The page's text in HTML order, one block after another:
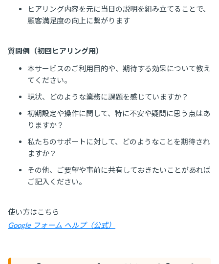
ヒアリング内容を元に当日の説明を組み立てることで、
顧客満足度の向上に繋がります
質問例（初回ヒアリング用）
本サービスのご利用目的や、期待する効果について教え
てください。
現状、どのような業務に課題を感じていますか？
初期設定や操作に関して、特に不安や疑問に思う点はあ
りますか？
私たちのサポートに対して、どのようなことを期待され
ますか？
その他、ご要望や事前に共有しておきたいことがあれば
ご記入ください。
使い方はこちら
Google フォーム ヘルプ（公式）